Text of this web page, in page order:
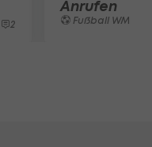
2
Anrufen
Fußball WM